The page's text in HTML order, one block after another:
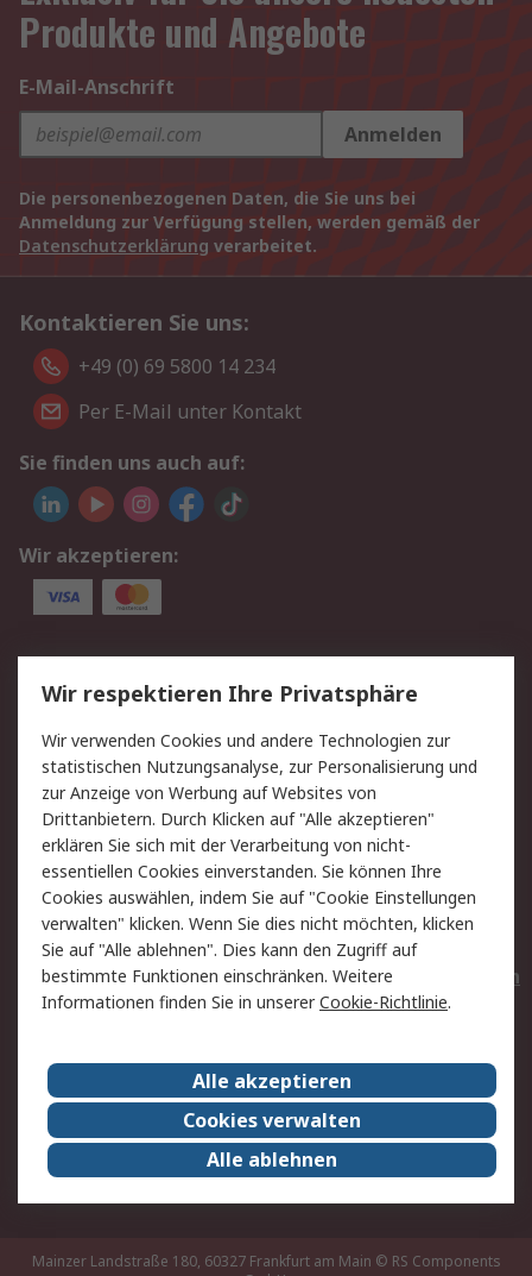
Produkte und Angebote
E-Mail-Anschrift
Anmelden
Die personenbezogenen Daten, die Sie uns bei
Anmeldung zur Verfügung stellen, werden gemäß der
Datenschutzerklärung verarbeitet.
Kontaktieren Sie uns:
+49 (0) 69 5800 14 234
Per E-Mail unter Kontakt
Sie finden uns auch auf:
Wir akzeptieren:
Service
Value Added Services
Lieferlösungen
Rücksendungen
Kontakt
Hilfe
Privatkunden
Rechtliches
AGB
Datenschutz
Cookie-Richtlinie
Zahlungsbedingungen
Copyright/Impressum
Entsorgung
Elektrogeräte/Batterien
RS weltweit
Karriere bei RS
Nachhaltigkeit
Qualität/Umwelt/ZertifikatePresse-Center
Event-Center
Mainzer Landstraße 180, 60327 Frankfurt am Main © RS Components
Wir respektieren Ihre Privatsphäre
Wir verwenden Cookies und andere Technologien zur
statistischen Nutzungsanalyse, zur Personalisierung und
zur Anzeige von Werbung auf Websites von
Drittanbietern. Durch Klicken auf "Alle akzeptieren"
erklären Sie sich mit der Verarbeitung von nicht-
essentiellen Cookies einverstanden. Sie können Ihre
Cookies auswählen, indem Sie auf "Cookie Einstellungen
verwalten" klicken. Wenn Sie dies nicht möchten, klicken
Sie auf "Alle ablehnen". Dies kann den Zugriff auf
bestimmte Funktionen einschränken. Weitere
Informationen finden Sie in unsererCookie-Richtlinie.
Alle akzeptieren
Cookies verwalten
Alle ablehnen